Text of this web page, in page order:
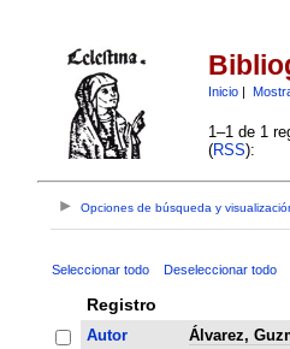
Inicio|
1–1 de 1
(RSS):
Opciones de búsqueda y
Seleccionar todo Deseleccionar todo
Registro
Autor
Álvarez,